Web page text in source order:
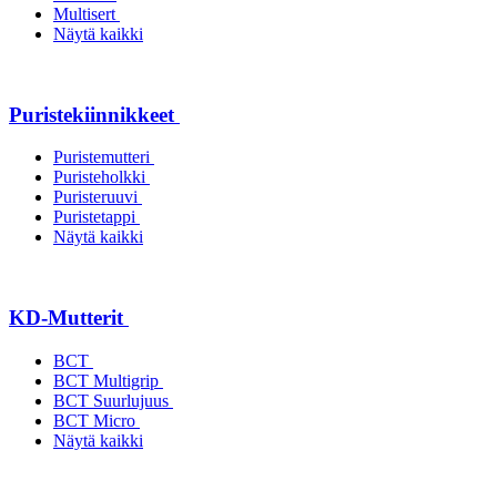
Multisert
Näytä kaikki
Puristekiinnikkeet
Puristemutteri
Puristeholkki
Puristeruuvi
Puristetappi
Näytä kaikki
KD-Mutterit
BCT
BCT Multigrip
BCT Suurlujuus
BCT Micro
Näytä kaikki